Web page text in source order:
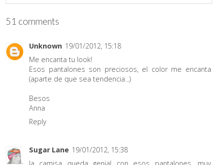
51 comments
Unknown 19/01/2012, 15:18
Me encanta tu look!
Esos pantalones son preciosos, el color me encanta
(aparte de que sea tendencia...)
Besos
Anna
Reply
Sugar Lane 19/01/2012, 15:38